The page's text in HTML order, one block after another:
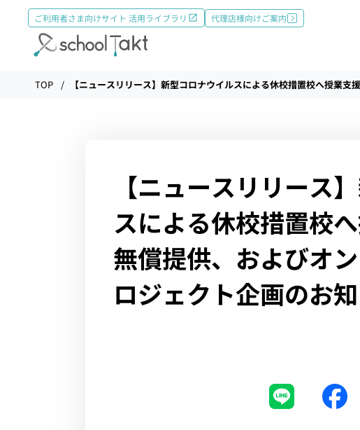
機能
ご利用者さま向けサイト 活用ライブラリ 代理店様向けご案内
TOP 【ニュースリリース】新型コロナウイルスによる休校措置校へ授業
【ニュースリリース
スによる休校措置校
無償提供、およびオ
ロジェクト企画のお